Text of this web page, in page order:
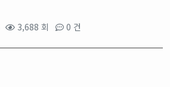
3,688 회 0 건